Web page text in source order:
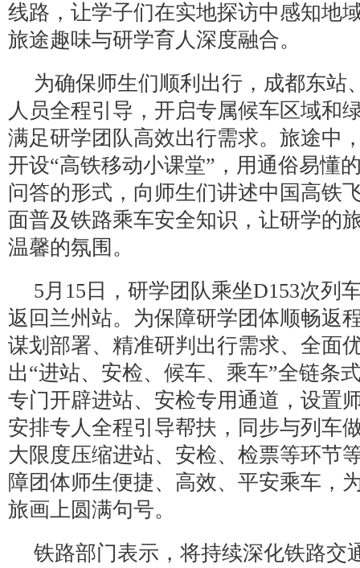
线路，让学子们在实地探访中感知地
旅途趣味与研学育人深度融合。
为确保师生们顺利出行，成都东站
人员全程引导，开启专属候车区域和
满足研学团队高效出行需求。旅途中
开设“高铁移动小课堂”，用通俗易懂
问答的形式，向师生们讲述中国高铁
面普及铁路乘车安全知识，让研学的
温馨的氛围。
5月15日，研学团队乘坐D153次列
返回兰州站。为保障研学团体顺畅返
谋划部署、精准研判出行需求、全面
出“进站、安检、候车、乘车”全链条
专门开辟进站、安检专用通道，设置
安排专人全程引导帮扶，同步与列车
大限度压缩进站、安检、检票等环节
障团体师生便捷、高效、平安乘车，
旅画上圆满句号。
铁路部门表示，将持续深化铁路交